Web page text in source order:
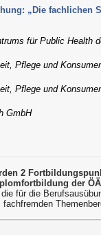
„Die fachlichen
für Public Health
Pflege und
Pflege und
GmbH
2
der
für die